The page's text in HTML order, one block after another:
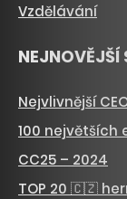
Vzdělávání
NEJNOVĚJŠÍ
Nejvlivnější
100 největších
CC25 – 2024
TOP 20 🇨🇿